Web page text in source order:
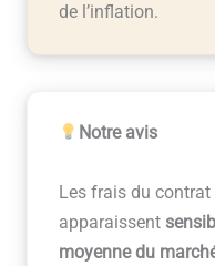
de l’inflation.
Notre avis
Les frais du contrat
apparaissent
moyenne du